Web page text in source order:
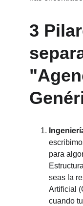
3
para
seas la
Artificial
cuando